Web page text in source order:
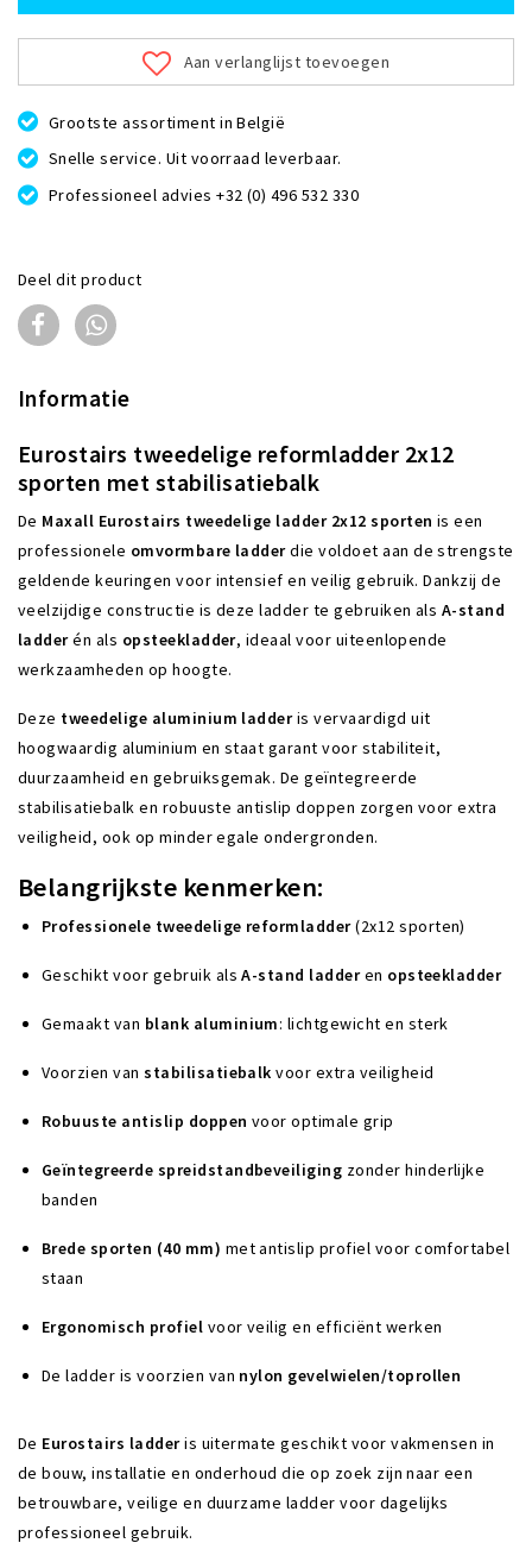
Aan verlanglijst toevoegen
Grootste assortiment in België
Snelle service. Uit voorraad leverbaar.
Professioneel advies +32 (0) 496 532 330
Deel dit product
Informatie
Eurostairs tweedelige reformladder 2x12
sporten met stabilisatiebalk
De Maxall Eurostairs tweedelige ladder 2x12 sporten is een
professionele omvormbare ladderdie voldoet aan de strengste
geldende keuringen voor intensief en veilig gebruik. Dankzij de
veelzijdige constructie is deze ladder te gebruiken als A-stand
ladderén als opsteekladder, ideaal voor uiteenlopende
werkzaamheden op hoogte.
Deze tweedelige aluminium ladderis vervaardigd uit
hoogwaardig aluminium en staat garant voor stabiliteit,
duurzaamheid en gebruiksgemak. De geïntegreerde
stabilisatiebalk en robuuste antislip doppen zorgen voor extra
veiligheid, ook op minder egale ondergronden.
Belangrijkste kenmerken:
Professionele tweedelige reformladder(2x12 sporten)
Geschikt voor gebruik alsA-stand ladderen opsteekladder
Gemaakt van blank aluminium: lichtgewicht en sterk
Voorzien vanstabilisatiebalk voor extra veiligheid
Robuuste antislip doppen voor optimale grip
Geïntegreerde spreidstandbeveiliging zonder hinderlijke
banden
Brede sporten (40 mm) met antislip profiel voor comfortabel
staan
Ergonomisch profiel voor veilig en efficiënt werken
De ladder is voorzien van nylon gevelwielen/toprollen
De Eurostairs ladderis uitermate geschikt voor vakmensen in
de bouw, installatie en onderhoud die op zoek zijn naar een
betrouwbare, veilige en duurzame ladder voor dagelijks
professioneel gebruik.